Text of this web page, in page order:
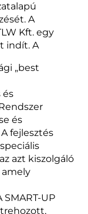
A
Kft. egy
indít. A
„best
és
és
fejlesztés
azt kiszolgáló
UP